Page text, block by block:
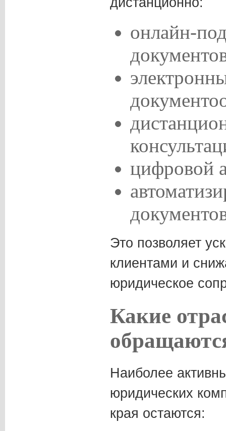
онлайн-
цифровой
Это позволяет
клиентами и
юридическое
Какие
Наиболее
юридических
края остаются: